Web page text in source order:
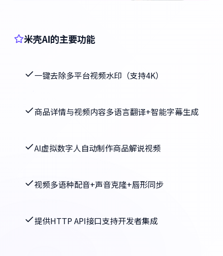
米壳AI的主要功能
一键去除多平台视频水印（支持4K）
商品详情与视频内容多语言翻译+智能字幕生成
AI虚拟数字人自动制作商品解说视频
视频多语种配音+声音克隆+唇形同步
提供HTTP API接口支持开发者集成